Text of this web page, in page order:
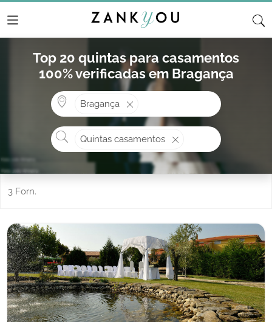
Top 20 quintas para casamentos
100% verificadas em Bragança
Bragança
O que procura?
Quintas casamentos
3 Forn.